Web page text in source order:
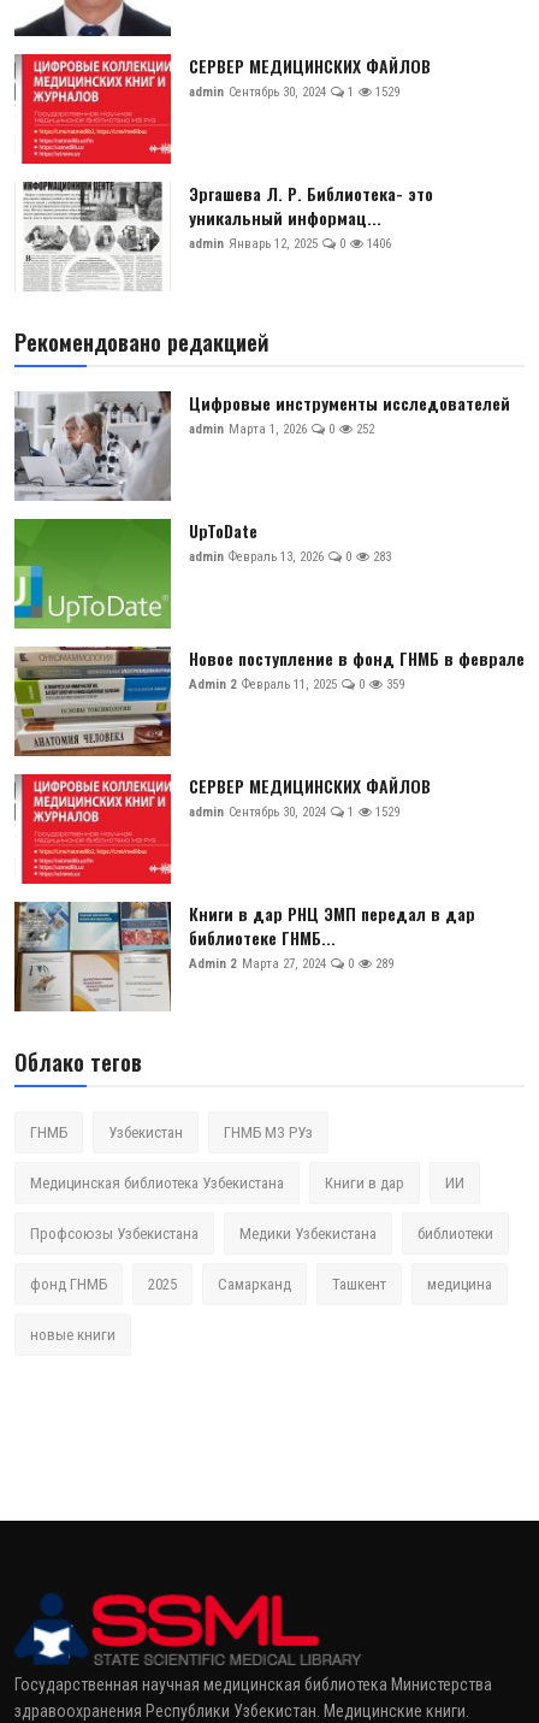
СЕРВЕР МЕДИЦИНСКИХ ФАЙЛОВ
admin Сентябрь 30, 2024 1 1529
Эргашева Л. Р. Библиотека- это
уникальный информац...
admin Январь 12, 2025 0 1406
Рекомендовано редакцией
Цифровые инструменты исследователей
admin Марта 1, 2026 0 252
UpToDate
admin Февраль 13, 2026 0 283
Новое поступление в фонд ГНМБ в феврале
Admin 2 Февраль 11, 2025 0 359
СЕРВЕР МЕДИЦИНСКИХ ФАЙЛОВ
admin Сентябрь 30, 2024 1 1529
Книги в дар РНЦ ЭМП передал в дар
библиотеке ГНМБ...
Admin 2 Марта 27, 2024 0 289
Облако тегов
ГНМБ Узбекистан ГНМБ МЗ РУз
Медицинская библиотека Узбекистана Книги в дар ИИ
Профсоюзы Узбекистана Медики Узбекистана библиотеки
фонд ГНМБ 2025 Самарканд Ташкент медицина
новые книги
Государственная научная медицинская библиотека Министерства
здравоохранения Республики Узбекистан. Медицинские книги.